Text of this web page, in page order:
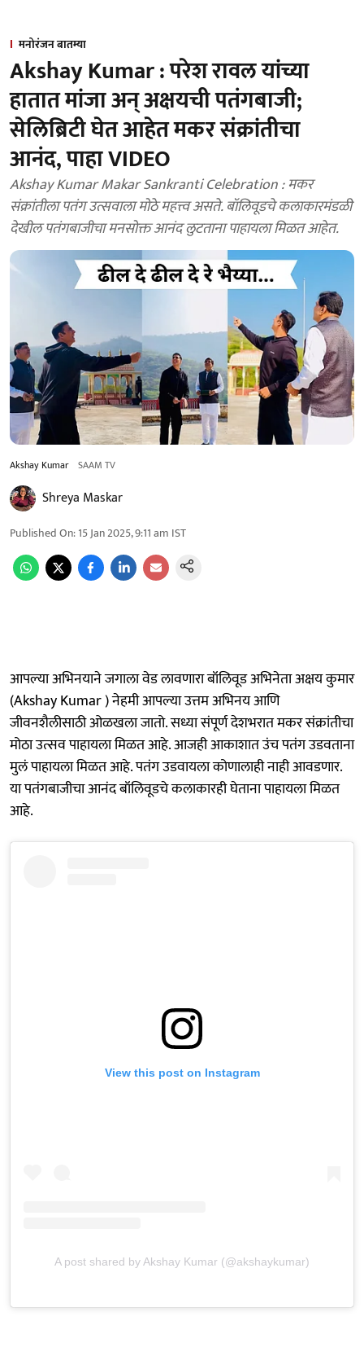
मनोरंजन बातम्या
Akshay Kumar : परेश रावल यांच्या
हातात मांजा अन् अक्षयची पतंगबाजी;
सेलिब्रिटी घेत आहेत मकर संक्रांतीचा
आनंद, पाहा VIDEO
Akshay Kumar Makar Sankranti Celebration : मकर
संक्रांतीला पतंग उत्सवाला मोठे महत्त्व असते. बॉलिवूडचे कलाकारमंडळी
देखील पतंगबाजीचा मनसोक्त आनंद लुटताना पाहायला मिळत आहेत.
Akshay Kumar SAAM TV
Shreya Maskar
Published On:15 Jan 2025, 9:11 am IST
आपल्या अभिनयाने जगाला वेड लावणारा बॉलिवूड अभिनेता अक्षय कुमार
(Akshay Kumar ) नेहमी आपल्या उत्तम अभिनय आणि
जीवनशैलीसाठी ओळखला जातो. सध्या संपूर्ण देशभरात मकर संक्रांतीचा
मोठा उत्सव पाहायला मिळत आहे. आजही आकाशात उंच पतंग उडवताना
मुलं पाहायला मिळत आहे. पतंग उडवायला कोणालाही नाही आवडणार.
या पतंगबाजीचा आनंद बॉलिवूडचे कलाकारही घेताना पाहायला मिळत
आहे.
View this post on Instagram
A post shared by Akshay Kumar (@akshaykumar)